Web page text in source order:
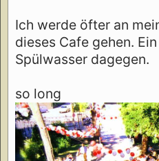
Ich werde öfter an
dieses Cafe gehen.
Spülwasser dagegen.
so long